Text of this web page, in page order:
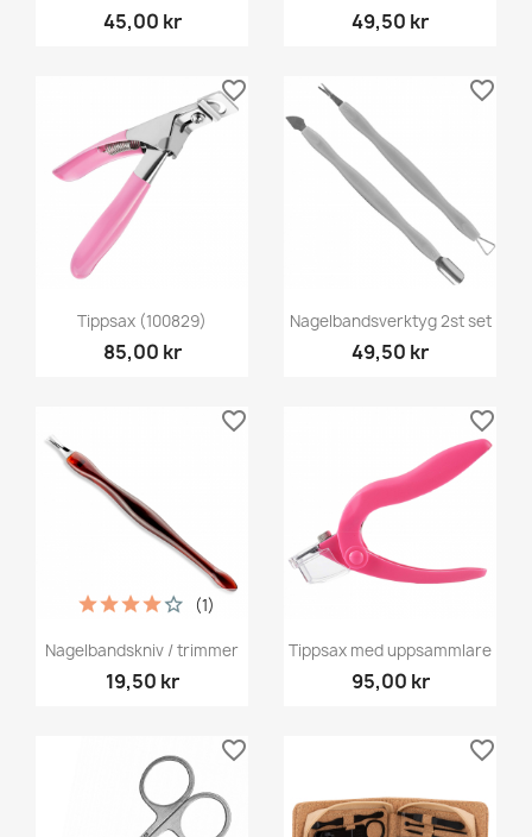
45,00 kr 49,50 kr
Tippsax (100829)
85,00 kr
favorite_border
Nagelbandsverktyg 2st set
49,50 kr
favorite_border
Nagelbandskniv / trimmer
19,50 kr
(1)
favorite_border
Tippsax med uppsammlare
95,00 kr
favorite_border
favorite_border favorite_border